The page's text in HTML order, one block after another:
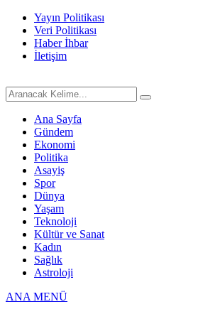
Yayın Politikası
Veri Politikası
Haber İhbar
İletişim
Ana Sayfa
Gündem
Ekonomi
Politika
Asayiş
Spor
Dünya
Yaşam
Teknoloji
Kültür ve Sanat
Kadın
Sağlık
Astroloji
ANA MENÜ